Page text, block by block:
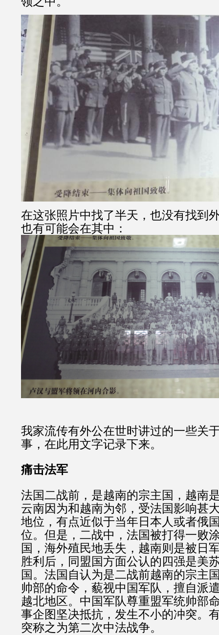
在这张照片中找了半天，也没有找到
也有可能会在其中：
我家流传有外公在世时讲过的一些关
事，在此用文字记录下来。
痛击法军
法国二战前，是越南的宗主国，越南
云南因为和越南为邻，受法国影响甚
地位，有点近似于当年日本人或者俄
位。但是，二战中，法国被打得一败
国，海外殖民地丢失，越南则是被日
胜利后，同盟国方面公认的四强是美
国。法国自认为是二战前越南的宗主
帅部的命令，藐视中国军队，擅自派
越北地区。中国军队尊重盟军统帅部
事企图坚决抵抗，发生不小的冲突。
突称之为第二次中法战争。